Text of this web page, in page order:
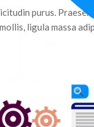
purus.
ligula massa